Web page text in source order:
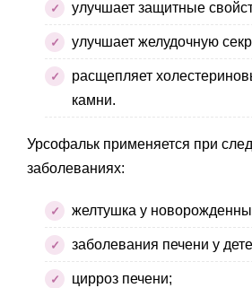
улучшает защитные
улучшает желудочную
расщепляет
камни.
Урсофальк применяется при
заболеваниях:
желтушка у
заболевания печени у
цирроз печени;